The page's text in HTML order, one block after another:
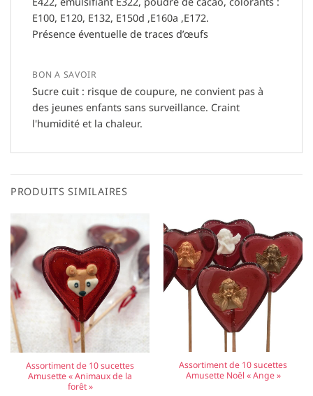
E100, E120, E132, E150d ,E160a ,E172.
Présence éventuelle de traces d’œufs
BON A SAVOIR
Sucre cuit : risque de coupure, ne convient pas à
des jeunes enfants sans surveillance. Craint
l'humidité et la chaleur.
PRODUITS SIMILAIRES
Assortiment de 10 sucettes
Amusette « Animaux de la
forêt »
Assortiment de 10 sucettes
Amusette Noël « Ange »